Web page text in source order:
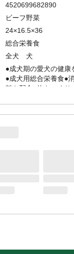
4520699682890
ビーフ野菜
24×16.5×36
総合栄養食
全犬 犬
●成犬期の愛犬の健康
●成犬用総合栄養食●
料を配合●体をつくり